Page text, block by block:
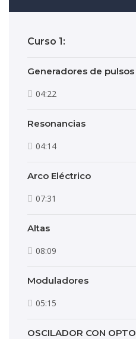
Curso 1:
Generadores de pulsos
04:22
Resonancias
04:14
Arco Eléctrico
07:31
Altas
08:09
Moduladores
05:15
OSCILADOR CON